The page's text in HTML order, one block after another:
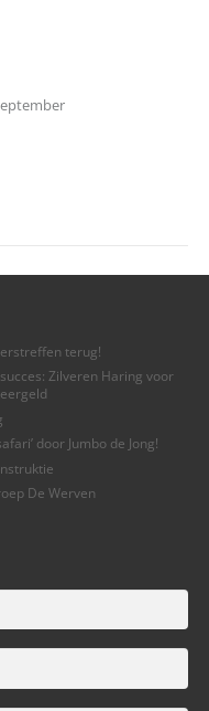
terug!
Zilveren Haring voor
door Jumbo de Jong!
De Werven